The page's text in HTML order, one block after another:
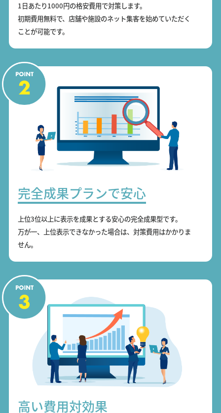
1日あたり1000円の格安費用で対策します。
初期費用無料で、店舗や施設のネット集客を始めていただく
ことが可能です。
完全成果プランで安心
上位3位以上に表示を成果とする安心の完全成果型です。
万が一、上位表示できなかった場合は、対策費用はかかりま
せん。
高い費用対効果